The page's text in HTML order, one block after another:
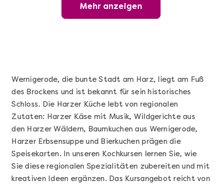
Wunderschöner Weinabend
Mehr anzeigen
Sushi Basic Kurs Bonn
Mehr anzeigen
Wernigerode, die bunte Stadt am Harz, liegt am Fuß
des Brockens und ist bekannt für sein historisches
Schloss. Die Harzer Küche lebt von regionalen
Zutaten: Harzer Käse mit Musik, Wildgerichte aus
den Harzer Wäldern, Baumkuchen aus Wernigerode,
Harzer Erbsensuppe und Bierkuchen prägen die
Speisekarten. In unseren Kochkursen lernen Sie, wie
Sie diese regionalen Spezialitäten zubereiten und mit
kreativen Ideen ergänzen. Das Kursangebot reicht von